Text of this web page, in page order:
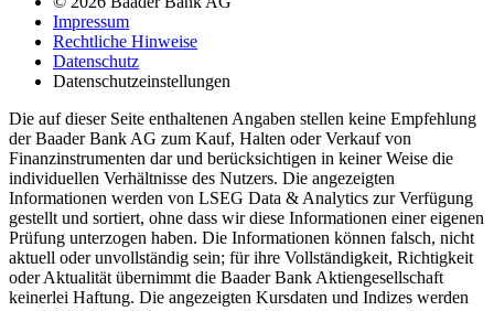
Impressum
Rechtliche Hinweise
Datenschutz
Datenschutzeinstellungen
Die auf dieser Seite enthaltenen Angaben stellen keine Empfehlung
der Baader Bank AG zum Kauf, Halten oder Verkauf von
Finanzinstrumenten dar und berücksichtigen in keiner Weise die
individuellen Verhältnisse des Nutzers. Die angezeigten
Informationen werden von LSEG Data & Analytics zur Verfügung
gestellt und sortiert, ohne dass wir diese Informationen einer eigenen
Prüfung unterzogen haben. Die Informationen können falsch, nicht
aktuell oder unvollständig sein; für ihre Vollständigkeit, Richtigkeit
oder Aktualität übernimmt die Baader Bank Aktiengesellschaft
keinerlei Haftung. Die angezeigten Kursdaten und Indizes werden